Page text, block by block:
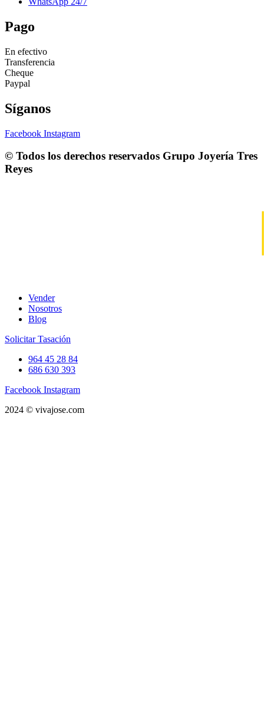
Pago
En efectivo
Transferencia
Cheque
Paypal
Síganos
Facebook Instagram
© Todos los derechos reservados Grupo Joyería Tres
Reyes
Vender
Nosotros
Blog
Solicitar Tasación
964 45 28 84
686 630 393
Facebook Instagram
2024 © vivajose.com